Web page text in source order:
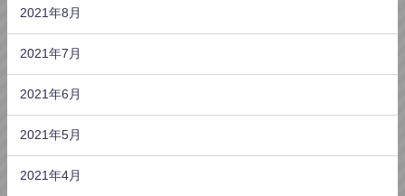
2021年8月
2021年7月
2021年6月
2021年5月
2021年4月